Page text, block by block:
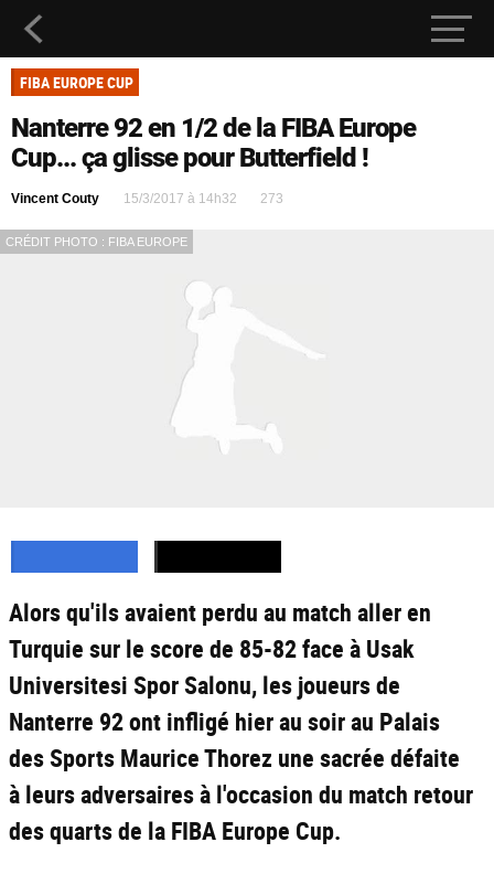
FIBA EUROPE CUP
Nanterre 92 en 1/2 de la FIBA Europe
Cup... ça glisse pour Butterfield !
Vincent Couty 15/3/2017 à 14h32 273
CRÉDIT PHOTO : FIBA EUROPE
Alors qu'ils avaient perdu au match aller en
Turquie sur le score de 85-82 face à Usak
Universitesi Spor Salonu, les joueurs de
Nanterre 92 ont infligé hier au soir au Palais
des Sports Maurice Thorez une sacrée défaite
à leurs adversaires à l'occasion du match retour
des quarts de la FIBA Europe Cup.